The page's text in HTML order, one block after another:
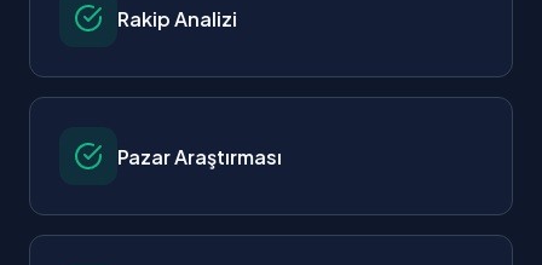
Rakip Analizi
Pazar Araştırması